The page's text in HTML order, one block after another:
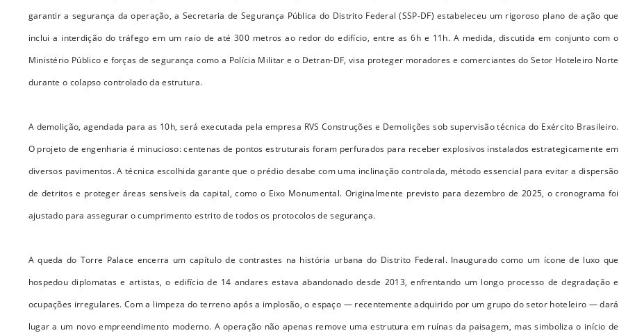
garantir a segurança da operação, a Secretaria de Segurança Pública do Distrito Federal (SSP-DF) estabeleceu um rigoroso plano de ação que
inclui a interdição do tráfego em um raio de até 300 metros ao redor do edifício, entre as 6h e 11h. A medida, discutida em conjunto com o
Ministério Público e forças de segurança como a Polícia Militar e o Detran-DF, visa proteger moradores e comerciantes do Setor Hoteleiro Norte
durante o colapso controlado da estrutura.
A demolição, agendada para as 10h, será executada pela empresa RVS Construções e Demolições sob supervisão técnica do Exército Brasileiro.
O projeto de engenharia é minucioso: centenas de pontos estruturais foram perfurados para receber explosivos instalados estrategicamente em
diversos pavimentos. A técnica escolhida garante que o prédio desabe com uma inclinação controlada, método essencial para evitar a dispersão
de detritos e proteger áreas sensíveis da capital, como o Eixo Monumental. Originalmente previsto para dezembro de 2025, o cronograma foi
ajustado para assegurar o cumprimento estrito de todos os protocolos de segurança.
A queda do Torre Palace encerra um capítulo de contrastes na história urbana do Distrito Federal. Inaugurado como um ícone de luxo que
hospedou diplomatas e artistas, o edifício de 14 andares estava abandonado desde 2013, enfrentando um longo processo de degradação e
ocupações irregulares. Com a limpeza do terreno após a implosão, o espaço — recentemente adquirido por um grupo do setor hoteleiro — dará
lugar a um novo empreendimento moderno. A operação não apenas remove uma estrutura em ruínas da paisagem, mas simboliza o início de